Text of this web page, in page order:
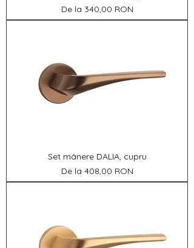
De la 340,00 RON
Preț redus
Set mânere DALIA, cupru
De la 408,00 RON
Preț redus